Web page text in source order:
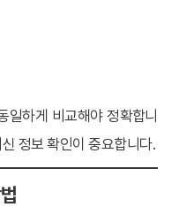
일하게 비교해야 정확합니
정보 확인이 중요합니다.